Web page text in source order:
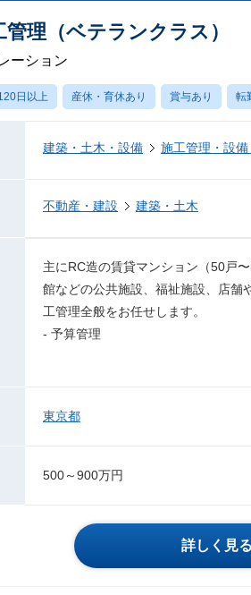
管理（ベテランクラス）
ーション
日以上 産休・育休あり 賞与あり 転
建築・土木・設備 施工管理・設
不動産・建設 建築・土木
主にRC造の賃貸マンション（50戸
館などの公共施設、福祉施設、店舗
工管理全般をお任せします。
- 予算管理
東京都
500～900万円
詳しく見る